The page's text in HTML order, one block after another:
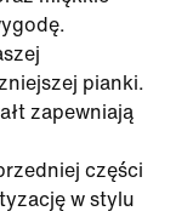
pianki.
zapewniają
części
w stylu